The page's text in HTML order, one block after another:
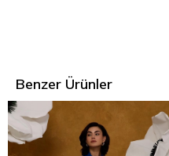
Benzer Ürünler